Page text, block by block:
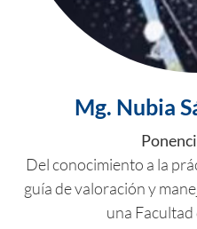
Mg. Nubia
Del conocimiento a la
guía de valoración y
una